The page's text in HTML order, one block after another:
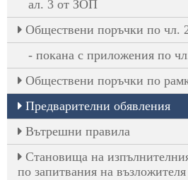
ал. 3 от ЗОП
Oбществени поръчки по чл.
покана с приложения по
Обществени поръчки по
Предварителни обявления
Вътрешни правила
Становища на
по запитвания на възложителя